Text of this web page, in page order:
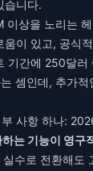
습니다.
상을 노리는
이 있고, 공식
기간에 250달러
셈인데, 추가적
사항 하나:
는 기능이 영구
수로 전환해도